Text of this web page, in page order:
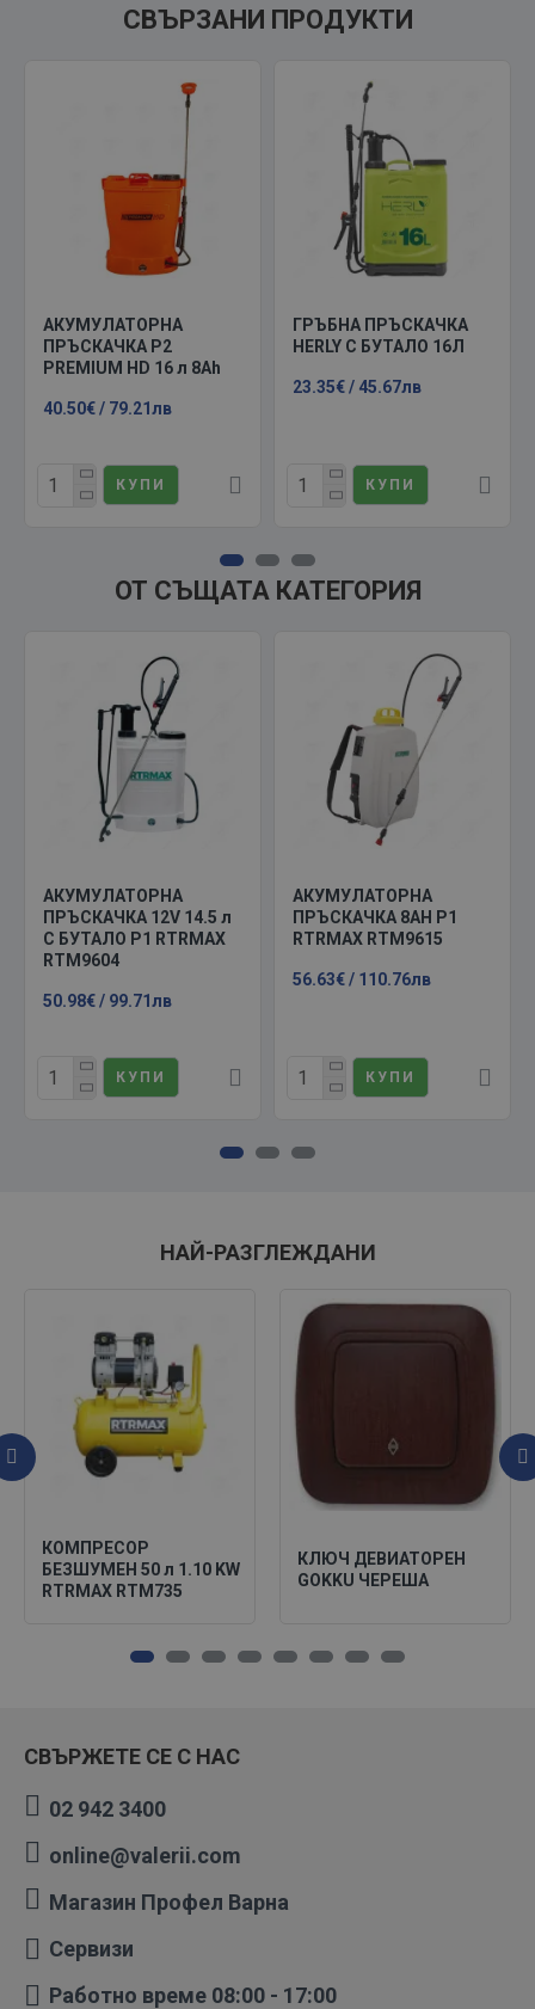
СВЪРЗАНИ ПРОДУКТИ
АКУМУЛАТОРНА
ПРЪСКАЧКА P2
PREMIUM HD 16 л 8Ah
40.50€ / 79.21лв
КУПИ
ГРЪБНА ПРЪСКАЧКА
HERLY С БУТАЛО 16Л
23.35€ / 45.67лв
КУПИ
ОТ СЪЩАТА КАТЕГОРИЯ
АКУМУЛАТОРНА
ПРЪСКАЧКА 12V 14.5 л
С БУТАЛО P1 RTRMAX
RTM9604
50.98€ / 99.71лв
КУПИ
АКУМУЛАТОРНА
ПРЪСКАЧКА 8AH P1
RTRMAX RTM9615
56.63€ / 110.76лв
КУПИ
НАЙ-РАЗГЛЕЖДАНИ
КОМПРЕСОР
БЕЗШУМЕН 50 л 1.10 KW
RTRMAX RTM735
КЛЮЧ ДЕВИАТОРЕН
GOKKU ЧЕРЕША
СВЪРЖЕТЕ СЕ С НАС
02 942 3400
online@valerii.com
Магазин Профел Варна
Сервизи
Работно време 08:00 - 17:00